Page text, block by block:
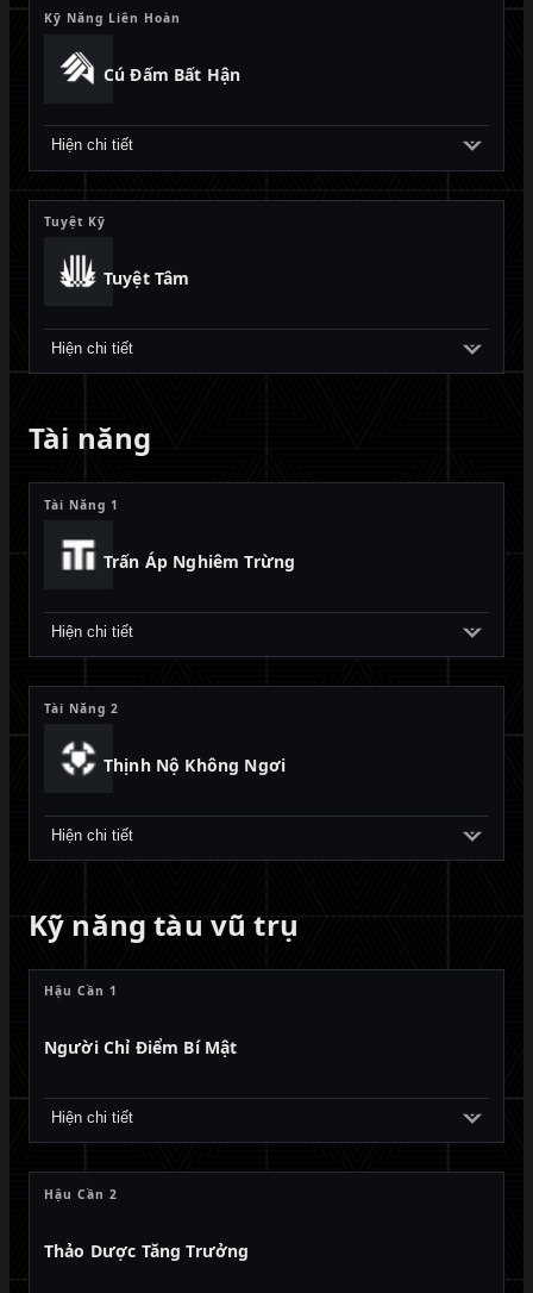
Kỹ Năng Liên Hoàn
Cú Đấm Bất Hận
Hiện chi tiết
Tuyệt Kỹ
Tuyệt Tâm
Hiện chi tiết
Tài năng
Tài Năng 1
Trấn Áp Nghiêm Trừng
Hiện chi tiết
Tài Năng 2
Thịnh Nộ Không Ngơi
Hiện chi tiết
Kỹ năng tàu vũ trụ
Hậu Cần 1
Người Chỉ Điểm Bí Mật
Hiện chi tiết
Hậu Cần 2
Thảo Dược Tăng Trưởng